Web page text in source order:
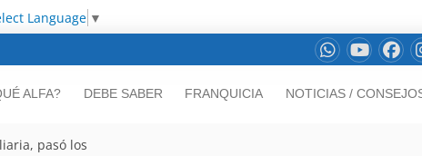
Language ▼
ALFA? DEBE SABER FRANQUICIA NOTICIAS /
pasó los